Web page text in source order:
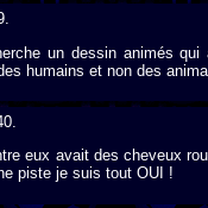
un dessin animés
humains et non des
eux avait des cheveux
piste je suis tout OUI !